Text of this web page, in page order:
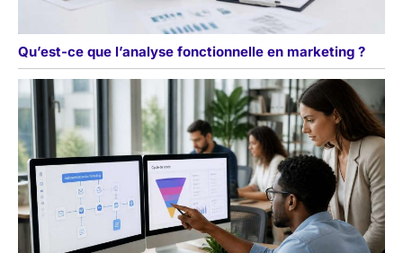
Qu’est-ce que l’analyse fonctionnelle en marketing ?